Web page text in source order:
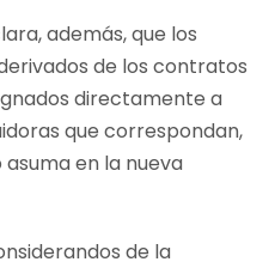
además, que los
de los contratos
directamente a
que correspondan,
en la nueva
de la